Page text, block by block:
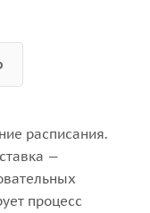
расписания.
—
процесс